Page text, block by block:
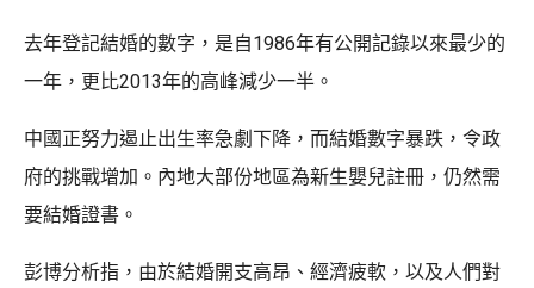
去年登記結婚的數字，是自1986年有公開記錄以來最少的
一年，更比2013年的高峰減少一半。
中國正努力遏止出生率急劇下降，而結婚數字暴跌，令政
府的挑戰增加。內地大部份地區為新生嬰兒註冊，仍然需
要結婚證書。
彭博分析指，由於結婚開支高昂、經濟疲軟，以及人們對